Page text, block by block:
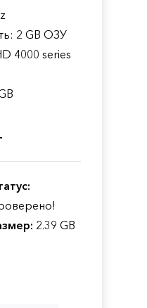
2 GB ОЗУ
4000 series
2.39 GB